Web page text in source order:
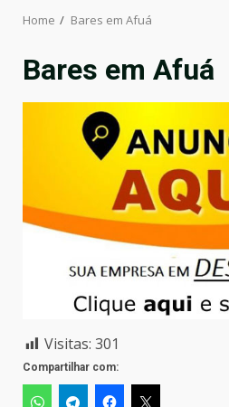
Home Bares em Afuá
Bares em Afuá
Visitas: 301
Compartilhar com: